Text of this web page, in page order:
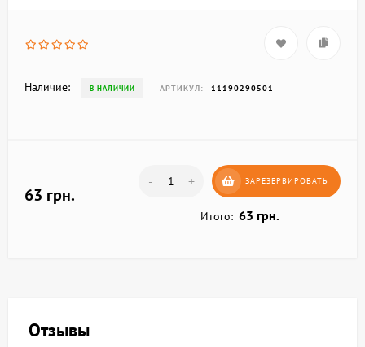
Наличие: В НАЛИЧИИ АРТИКУЛ: 11190290501
63 грн.
- + ЗАРЕЗЕРВИРОВАТЬ
Итого: 63 грн.
Отзывы